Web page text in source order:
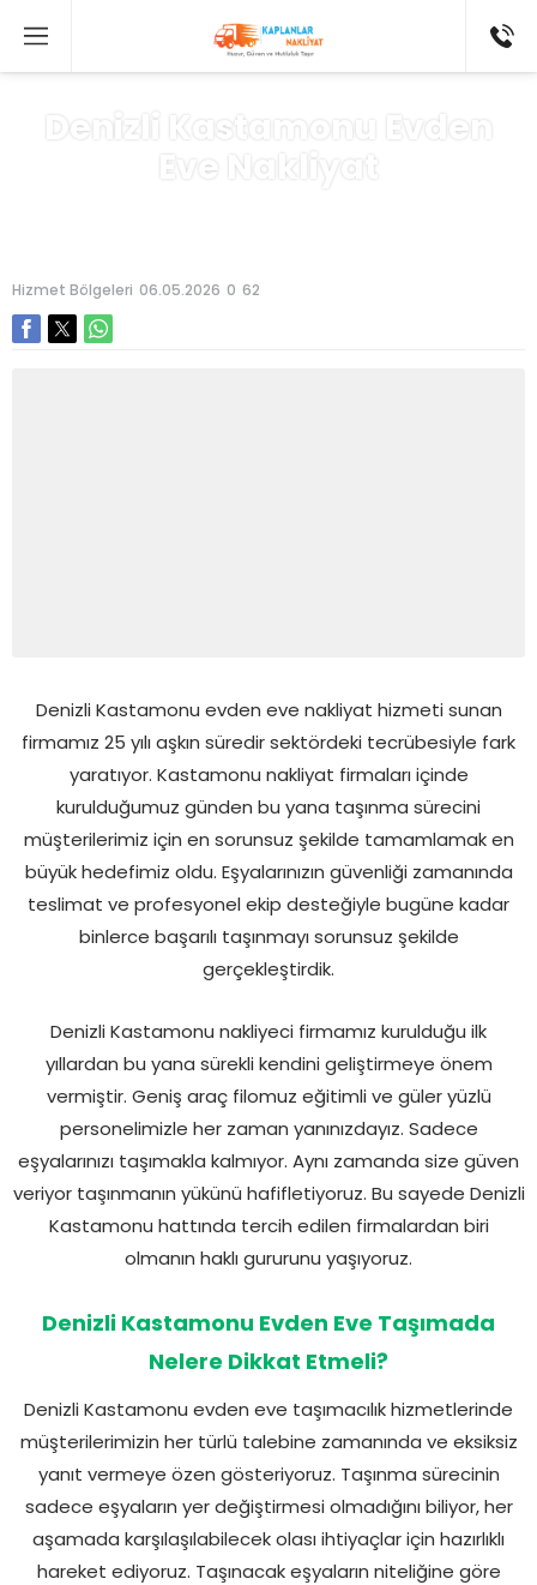
Denizli Kastamonu Evden
Eve Nakliyat
Hizmet Bölgeleri 06.05.2026 0 62
Denizli Kastamonu evden eve nakliyat hizmeti sunan
firmamız 25 yılı aşkın süredir sektördeki tecrübesiyle fark
yaratıyor. Kastamonu nakliyat firmaları içinde
kurulduğumuz günden bu yana taşınma sürecini
müşterilerimiz için en sorunsuz şekilde tamamlamak en
büyük hedefimiz oldu. Eşyalarınızın güvenliği zamanında
teslimat ve profesyonel ekip desteğiyle bugüne kadar
binlerce başarılı taşınmayı sorunsuz şekilde
gerçekleştirdik.
Denizli Kastamonu nakliyeci firmamız kurulduğu ilk
yıllardan bu yana sürekli kendini geliştirmeye önem
vermiştir. Geniş araç filomuz eğitimli ve güler yüzlü
personelimizle her zaman yanınızdayız. Sadece
eşyalarınızı taşımakla kalmıyor. Aynı zamanda size güven
veriyor taşınmanın yükünü hafifletiyoruz. Bu sayede Denizli
Kastamonu hattında tercih edilen firmalardan biri
olmanın haklı gururunu yaşıyoruz.
Denizli Kastamonu Evden Eve Taşımada
Nelere Dikkat Etmeli?
Denizli Kastamonu evden eve taşımacılık hizmetlerinde
müşterilerimizin her türlü talebine zamanında ve eksiksiz
yanıt vermeye özen gösteriyoruz. Taşınma sürecinin
sadece eşyaların yer değiştirmesi olmadığını biliyor, her
aşamada karşılaşılabilecek olası ihtiyaçlar için hazırlıklı
hareket ediyoruz. Taşınacak eşyaların niteliğine göre